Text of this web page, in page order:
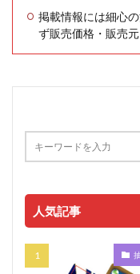
掲載情報には細心
ず販売価格・販売
人気記事